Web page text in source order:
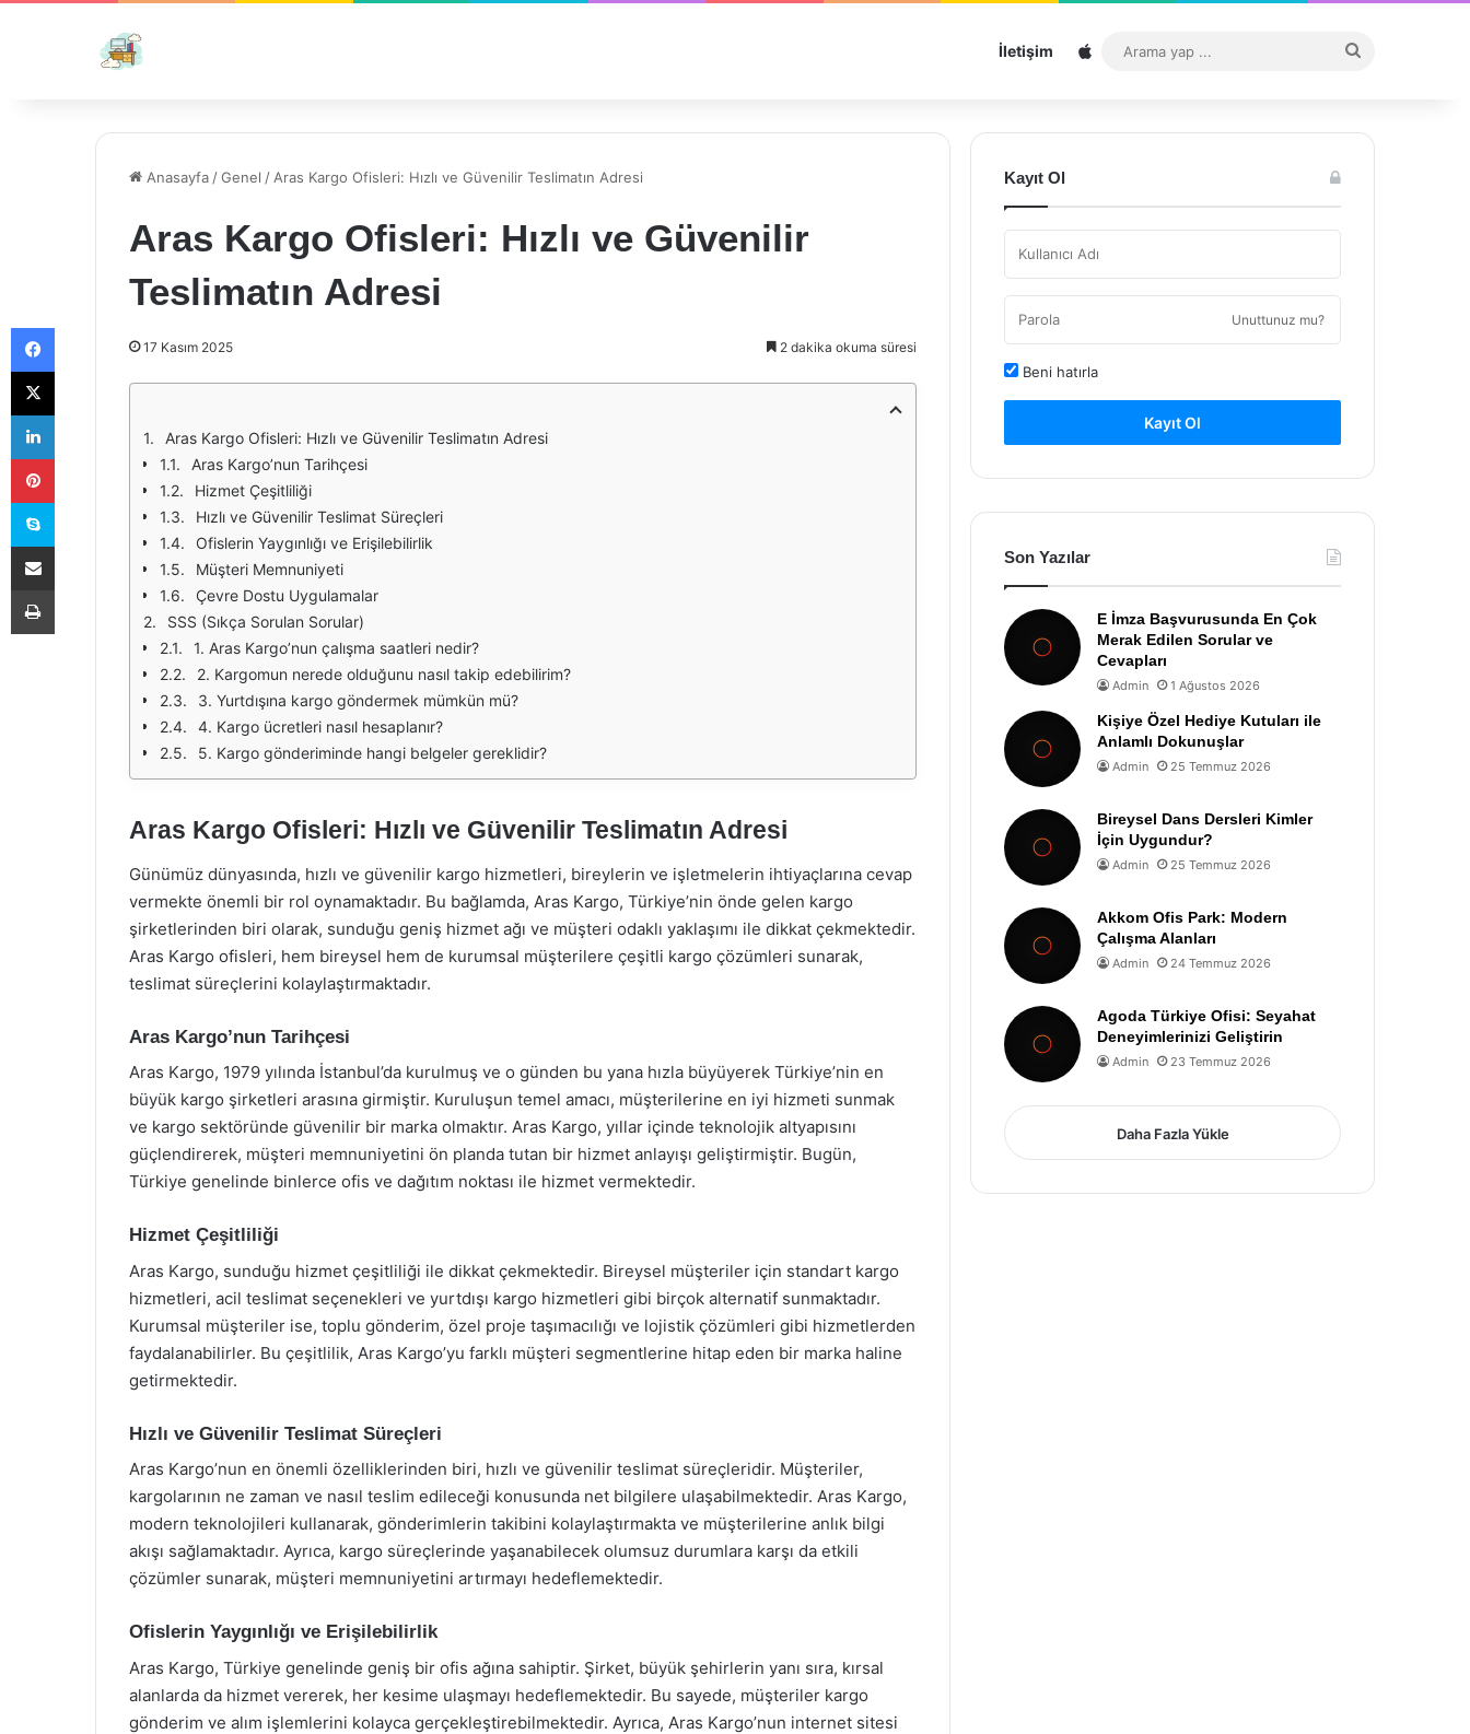
İletişim Sitemap
...
Anasayfa /Genel / Aras Kargo Ofisleri: Hızlı ve Güvenilir Teslimatın Adresi
Aras Kargo Ofisleri: Hızlı ve Güvenilir
Teslimatın Adresi
17 Kasım 2025 2 dakika okuma süresi
Aras Kargo Ofisleri: Hızlı ve Güvenilir Teslimatın Adresi
Aras Kargo’nun Tarihçesi
Hizmet Çeşitliliği
Hızlı ve Güvenilir Teslimat Süreçleri
Ofislerin Yaygınlığı ve Erişilebilirlik
Müşteri Memnuniyeti
Çevre Dostu Uygulamalar
SSS (Sıkça Sorulan Sorular)
1. Aras Kargo’nun çalışma saatleri nedir?
2. Kargomun nerede olduğunu nasıl takip edebilirim?
3. Yurtdışına kargo göndermek mümkün mü?
4. Kargo ücretleri nasıl hesaplanır?
5. Kargo gönderiminde hangi belgeler gereklidir?
Aras Kargo Ofisleri: Hızlı ve Güvenilir Teslimatın Adresi
Günümüz dünyasında, hızlı ve güvenilir kargo hizmetleri, bireylerin ve işletmelerin ihtiyaçlarına cevap
vermekte önemli bir rol oynamaktadır. Bu bağlamda, Aras Kargo, Türkiye’nin önde gelen kargo
şirketlerinden biri olarak, sunduğu geniş hizmet ağı ve müşteri odaklı yaklaşımı ile dikkat çekmektedir.
Aras Kargo ofisleri, hem bireysel hem de kurumsal müşterilere çeşitli kargo çözümleri sunarak,
teslimat süreçlerini kolaylaştırmaktadır.
Aras Kargo’nun Tarihçesi
Aras Kargo, 1979 yılında İstanbul’da kurulmuş ve o günden bu yana hızla büyüyerek Türkiye’nin en
büyük kargo şirketleri arasına girmiştir. Kuruluşun temel amacı, müşterilerine en iyi hizmeti sunmak
ve kargo sektöründe güvenilir bir marka olmaktır. Aras Kargo, yıllar içinde teknolojik altyapısını
güçlendirerek, müşteri memnuniyetini ön planda tutan bir hizmet anlayışı geliştirmiştir. Bugün,
Türkiye genelinde binlerce ofis ve dağıtım noktası ile hizmet vermektedir.
Hizmet Çeşitliliği
Aras Kargo, sunduğu hizmet çeşitliliği ile dikkat çekmektedir. Bireysel müşteriler için standart kargo
hizmetleri, acil teslimat seçenekleri ve yurtdışı kargo hizmetleri gibi birçok alternatif sunmaktadır.
Kurumsal müşteriler ise, toplu gönderim, özel proje taşımacılığı ve lojistik çözümleri gibi hizmetlerden
faydalanabilirler. Bu çeşitlilik, Aras Kargo’yu farklı müşteri segmentlerine hitap eden bir marka haline
getirmektedir.
Hızlı ve Güvenilir Teslimat Süreçleri
Aras Kargo’nun en önemli özelliklerinden biri, hızlı ve güvenilir teslimat süreçleridir. Müşteriler,
kargolarının ne zaman ve nasıl teslim edileceği konusunda net bilgilere ulaşabilmektedir. Aras Kargo,
modern teknolojileri kullanarak, gönderimlerin takibini kolaylaştırmakta ve müşterilerine anlık bilgi
akışı sağlamaktadır. Ayrıca, kargo süreçlerinde yaşanabilecek olumsuz durumlara karşı da etkili
çözümler sunarak, müşteri memnuniyetini artırmayı hedeflemektedir.
Ofislerin Yaygınlığı ve Erişilebilirlik
Aras Kargo, Türkiye genelinde geniş bir ofis ağına sahiptir. Şirket, büyük şehirlerin yanı sıra, kırsal
alanlarda da hizmet vererek, her kesime ulaşmayı hedeflemektedir. Bu sayede, müşteriler kargo
gönderim ve alım işlemlerini kolayca gerçekleştirebilmektedir. Ayrıca, Aras Kargo’nun internet sitesi
Kayıt Ol
Unuttunuz mu?
Beni hatırla
Kayıt Ol
Son Yazılar
E İmza Başvurusunda En Çok
Merak Edilen Sorular ve
Cevapları
Admin 1 Ağustos 2026
Kişiye Özel Hediye Kutuları ile
Anlamlı Dokunuşlar
Admin 25 Temmuz 2026
Bireysel Dans Dersleri Kimler
İçin Uygundur?
Admin 25 Temmuz 2026
Akkom Ofis Park: Modern
Çalışma Alanları
Admin 24 Temmuz 2026
Agoda Türkiye Ofisi: Seyahat
Deneyimlerinizi Geliştirin
Admin 23 Temmuz 2026
Daha Fazla Yükle
Facebook
X
LinkedIn
Pinterest
Skype
E-Posta ile paylaş